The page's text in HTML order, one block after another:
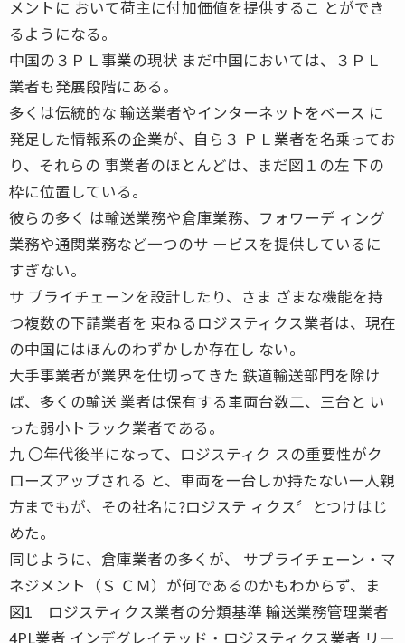
メントに おいて荷主に付加価値を提供するこ とができ
るようになる。
中国の３ＰＬ事業の現状 まだ中国においては、３ＰＬ
業者も発展段階にある。
多くは伝統的な 輸送業者やインターネットをベース に
発足した情報系の企業が、自ら３ ＰＬ業者を名乗ってお
り、それらの 事業者のほとんどは、まだ図１の左 下の
枠に位置している。
彼らの多く は輸送業務や倉庫業務、フォワーデ ィング
業務や通関業務など一つのサ ービスを提供しているに
すぎない。
サ プライチェーンを設計したり、さま ざまな機能を持
つ複数の下請業者を 束ねるロジスティクス業者は、現在
の中国にはほんのわずかしか存在し ない。
大手事業者が業界を仕切ってきた 鉄道輸送部門を除け
ば、多くの輸送 業者は保有する車両台数二、三台と い
った弱小トラック業者である。
九 〇年代後半になって、ロジスティク スの重要性がク
ローズアップされる と、車両を一台しか持たない一人親
方までもが、その社名に?ロジステ ィクス〞とつけはじ
めた。
同じように、倉庫業者の多くが、 サプライチェーン・マ
ネジメント（Ｓ ＣＭ）が何であるのかもわからず、ま
図1 ロジスティクス業者の分類基準 輸送業務管理業者
4PL業者 インデグレイテッド・ロジスティクス業者 リー